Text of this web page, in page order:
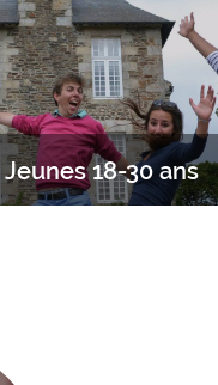
discerner, dialoguer, prier.
Jeunes 18-30 ans